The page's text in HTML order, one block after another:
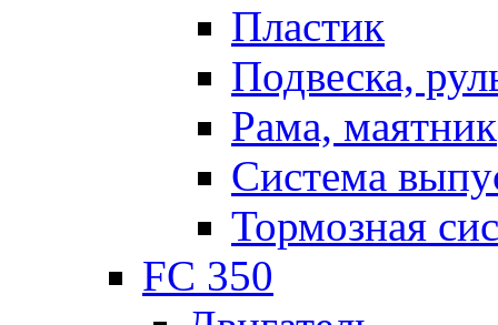
Пластик
Подвеска,
Рама, маятник
Система
Тормозная
FC 350